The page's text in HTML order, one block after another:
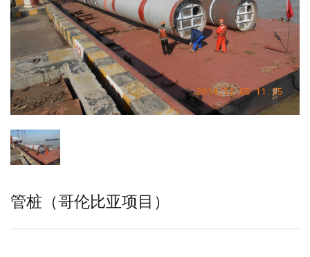
管桩（哥伦比亚项目）